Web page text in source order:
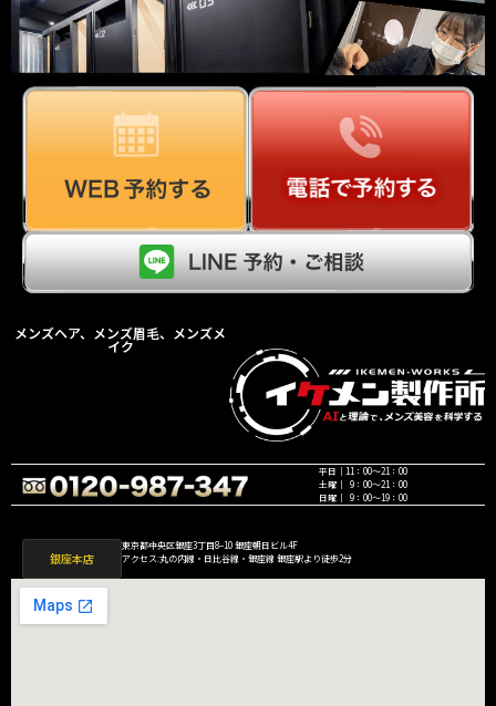
メンズヘア、メンズ眉毛、メンズメ
イク
平日｜11：00〜21：00
土曜｜ 9：00〜21：00
日曜｜ 9：00〜19：00
銀座本店
東京都中央区銀座3丁目8−10 銀座朝日ビル4F
アクセス:丸の内線・日比谷線・銀座線 銀座駅より徒歩2分